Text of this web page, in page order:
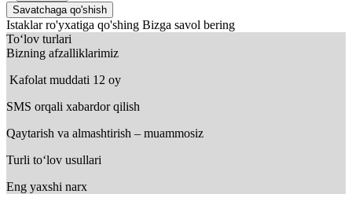
Savatchaga qo'shish
Istaklar ro'yxatiga qo'shing Bizga savol bering
To‘lov turlari
Bizning afzalliklarimiz
Kafolat muddati 12 oy
SMS orqali xabardor qilish
Qaytarish va almashtirish – muammosiz
Turli to‘lov usullari
Eng yaxshi narx